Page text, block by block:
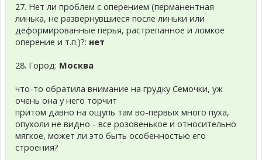
27. Нет ли проблем с оперением (перманентная
линька, не развернувшиеся после линьки или
деформированные перья, растрепанное и ломкое
оперение и т.п.)?: нет
28. Город: Москва
что-то обратила внимание на грудку Семочки, уж
очень она у него торчит
притом давно на ощупь там во-первых много пуха,
опухоли не видно - все розовенькое и относительно
мягкое, может ли это быть особенностью его
строения?